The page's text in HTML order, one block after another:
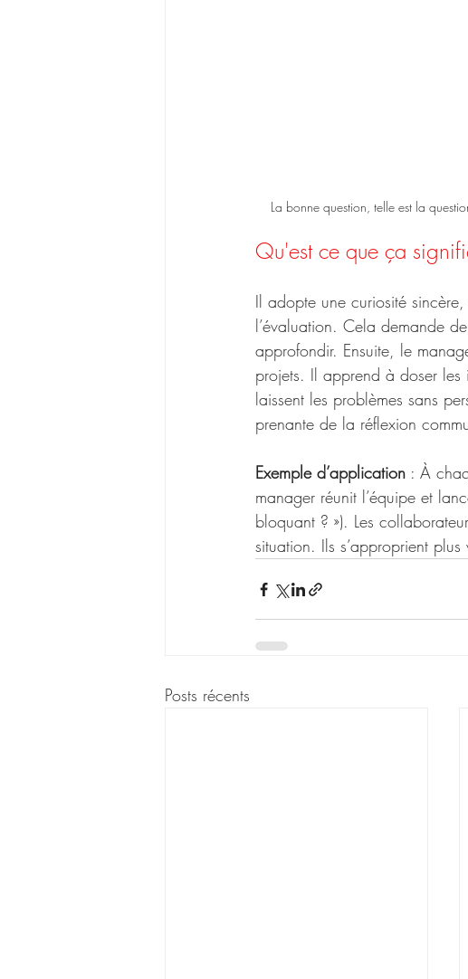
La bonne question, telle est la
Qu'est ce que ça
Il adopte une curiosité
l’évaluation. Cela demande
approfondir. Ensuite, le
projets. Il apprend à doser les
laissent les problèmes sans
prenante de la réflexion
Exemple d’application : À
manager réunit l’équipe et
bloquant ? »). Les
situation. Ils s’approprient
Posts récents